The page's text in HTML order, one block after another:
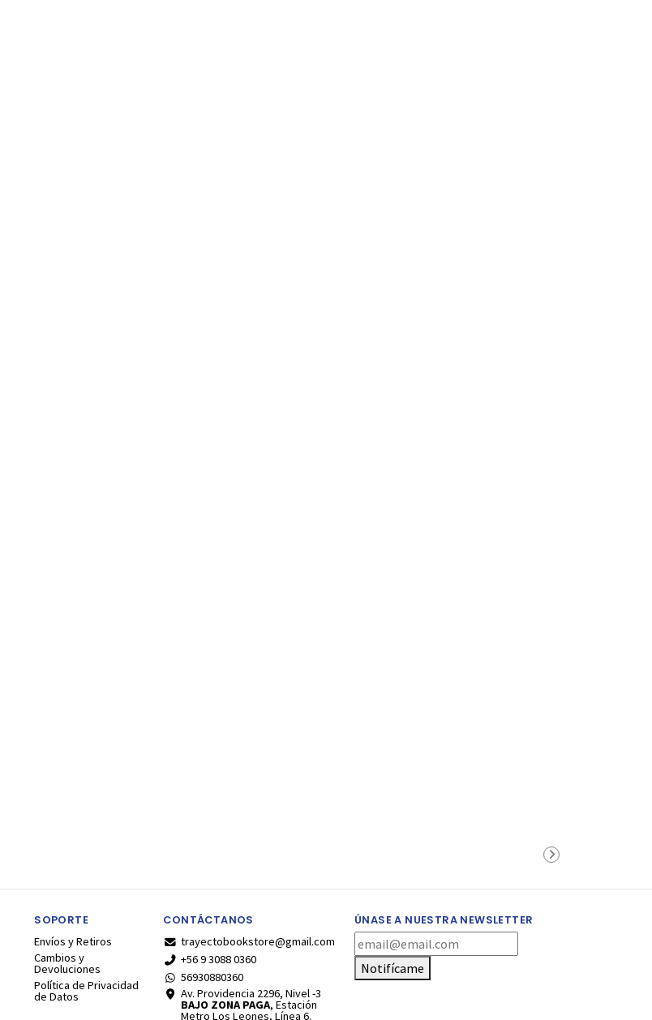
SOPORTE
Envíos y Retiros
Cambios y
Devoluciones
Política de Privacidad
de Datos
CONTÁCTANOS
trayectobookstore@gmail.com
+56 9 3088 0360
56930880360
Av. Providencia 2296, Nivel -3
BAJO ZONA PAGA, Estación
Metro Los Leones, Línea 6.
ÚNASE A NUESTRA NEWSLETTER
Notifícame